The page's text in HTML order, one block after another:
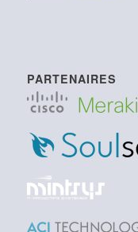
PARTENAIRES